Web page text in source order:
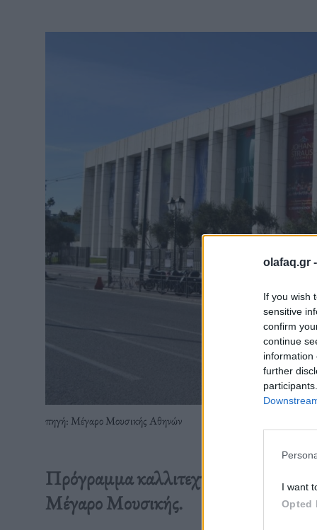
olafaq.gr -
If you wish
sensitive
confirm
continue
information
further
I want
Opted
πηγή: Μέγαρο Μουσικής Αθηνών
Πρόγραμμα καλλιτεχνικών
Μέγαρο Μουσικής.